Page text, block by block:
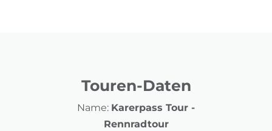
Touren-Daten
Name: Karerpass Tour -
Rennradtour